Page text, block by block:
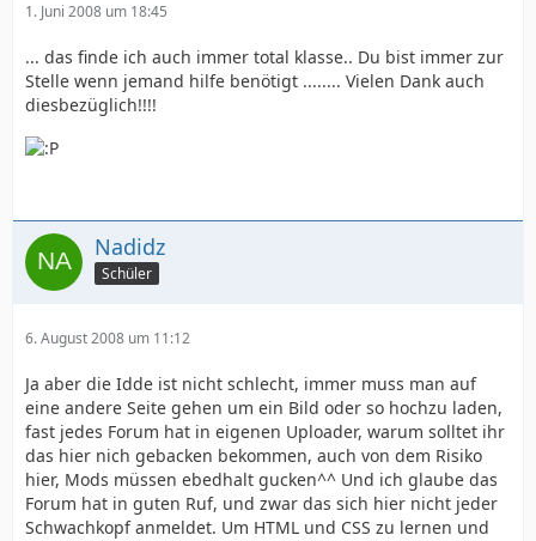
1. Juni 2008 um 18:45
... das finde ich auch immer total klasse.. Du bist immer zur
Stelle wenn jemand hilfe benötigt ........ Vielen Dank auch
diesbezüglich!!!!
Nadidz
Schüler
6. August 2008 um 11:12
Ja aber die Idde ist nicht schlecht, immer muss man auf
eine andere Seite gehen um ein Bild oder so hochzu laden,
fast jedes Forum hat in eigenen Uploader, warum solltet ihr
das hier nich gebacken bekommen, auch von dem Risiko
hier, Mods müssen ebedhalt gucken^^ Und ich glaube das
Forum hat in guten Ruf, und zwar das sich hier nicht jeder
Schwachkopf anmeldet. Um HTML und CSS zu lernen und